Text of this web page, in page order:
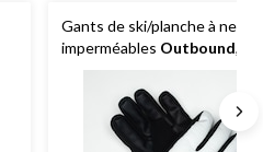
Gants de ski/planche à neige
imperméables Outbound,
tailles variées